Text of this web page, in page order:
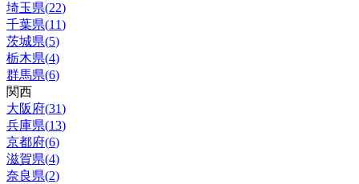
埼玉県(22)
千葉県(11)
茨城県(5)
栃木県(4)
群馬県(6)
関西
大阪府(31)
兵庫県(13)
京都府(6)
滋賀県(4)
奈良県(2)